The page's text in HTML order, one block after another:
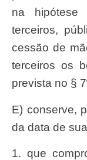
na hipótese
terceiros,
cessão de
terceiros os
prevista no §
e) conserve, pelo prazo de dez anos, contado
da data de
1. que comprovem a origem e o registro de